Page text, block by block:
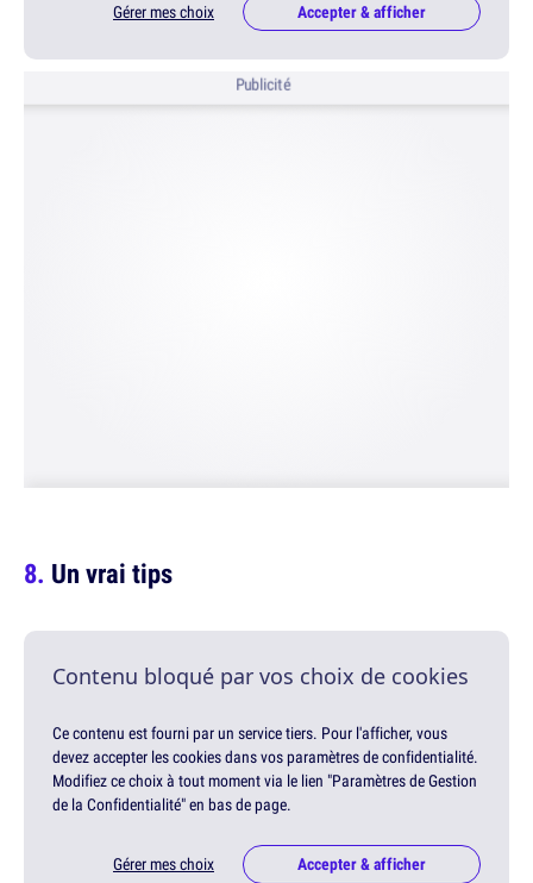
Gérer mes choix Accepter & afficher
Publicité
Un vrai tips
Contenu bloqué par vos choix de cookies
Ce contenu est fourni par un service tiers. Pour l'afficher, vous
devez accepter les cookies dans vos paramètres de confidentialité.
Modifiez ce choix à tout moment via le lien "Paramètres de Gestion
de la Confidentialité" en bas de page.
Gérer mes choix Accepter & afficher